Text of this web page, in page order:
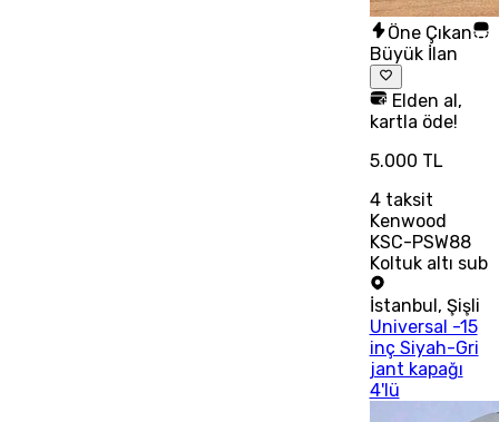
Öne Çıkan
Büyük İlan
Elden al,
kartla öde!
5.000 TL
4taksit
Kenwood
KSC-PSW88
Koltuk altı sub
İstanbul , Şişli
Universal -15
inç Siyah-Gri
jant kapağı
4'lü